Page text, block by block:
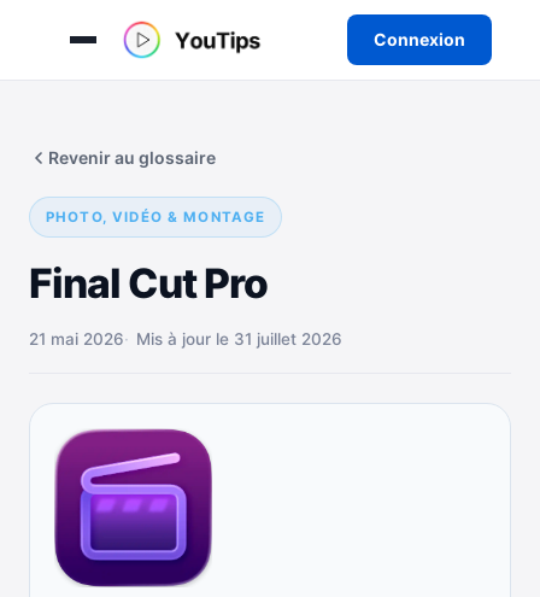
Connexion
contenu
PHOTO, VIDÉO & MONTAGE
Final Cut Pro
Revenir au glossaire
21 mai 2026 Mis à jour le 31 juillet 2026